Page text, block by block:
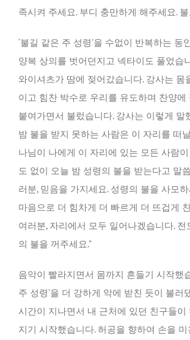
족시켜 주세요. 부디 충만하게 해주세요. 불
‘불길 같은 주 성령’을 수없이 반복하는 동
양복 상의를 벗어던지고 넥타이도 풀었습
와이셔츠가 땀에 젖어갔습니다. 강사는 몸
이고 힘찬 박수로 우리를 유도하며 찬양에
붙여가면서 불렀습니다. 강사는 이렇게 말
밤 불을 받지 못하는 사람은 이 자리를 떠
나님이 나에게 이 자리에 있는 모든 사람
도 없이 오늘 밤 성령의 불을 받는다고 말
러분, 믿음을 가지세요. 성령의 불을 사모
마음으로 더 힘차게 더 빠르게 더 뜨겁게
여러분, 자리에서 모두 일어나겠습니다. 전
의 불을 꺼주세요.”
음악이 빨라지면서 몸까지 흔들기 시작했
주 성령’을 더 강하게 악에 받친 듯이 불러
시간이 지나면서 내 근처에 있던 친구들이
지기 시작했습니다. 허공을 향하여 손을